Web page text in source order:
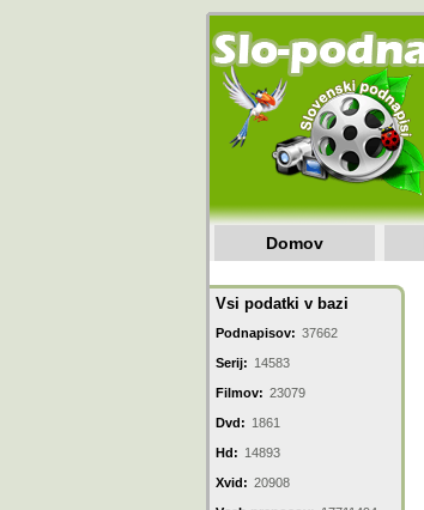
Domov
Vsi podatki v bazi
Podnapisov: 37662
Serij: 14583
Filmov: 23079
Dvd: 1861
Hd: 14893
Xvid: 20908